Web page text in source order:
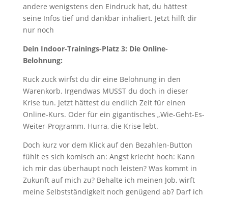
andere wenigstens den Eindruck hat, du hättest
seine Infos tief und dankbar inhaliert. Jetzt hilft dir
nur noch
Dein Indoor-Trainings-Platz 3: Die Online-
Belohnung:
Ruck zuck wirfst du dir eine Belohnung in den
Warenkorb. Irgendwas MUSST du doch in dieser
Krise tun. Jetzt hättest du endlich Zeit für einen
Online-Kurs. Oder für ein gigantisches „Wie-Geht-Es-
Weiter-Programm. Hurra, die Krise lebt.
Doch kurz vor dem Klick auf den Bezahlen-Button
fühlt es sich komisch an: Angst kriecht hoch: Kann
ich mir das überhaupt noch leisten? Was kommt in
Zukunft auf mich zu? Behalte ich meinen Job, wirft
meine Selbstständigkeit noch genügend ab? Darf ich